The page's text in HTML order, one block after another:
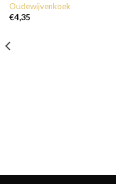
Oudewijvenkoek
€4,35